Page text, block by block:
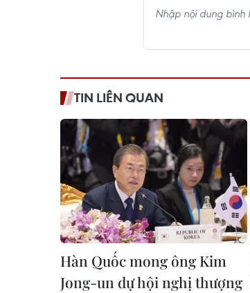
TIN LIÊN QUAN
Hàn Quốc mong ông Kim
Jong-un dự hội nghị thượng